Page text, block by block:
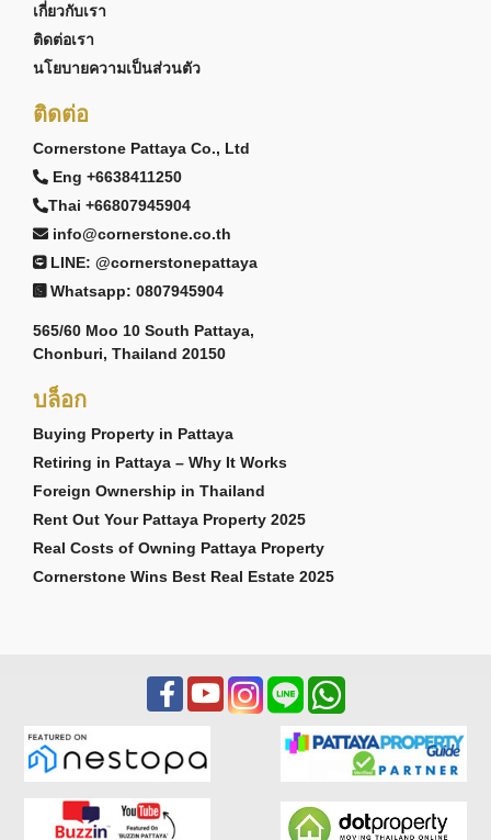
เกี่ยวกับเรา
ติดต่อเรา
นโยบายความเป็นส่วนตัว
ติดต่อ
Cornerstone Pattaya Co., Ltd
Eng +6638411250
Thai +66807945904
info@cornerstone.co.th
LINE: @cornerstonepattaya
Whatsapp: 0807945904
565/60 Moo 10 South Pattaya,
Chonburi, Thailand 20150
บล็อก
Buying Property in Pattaya
Retiring in Pattaya – Why It Works
Foreign Ownership in Thailand
Rent Out Your Pattaya Property 2025
Real Costs of Owning Pattaya Property
Cornerstone Wins Best Real Estate 2025